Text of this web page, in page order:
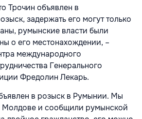
Трочин объявлен в
задержать его могут только
румынские власти были
о его местонахождении, –
международного
Генерального
Фредолин Лекарь.
в розыск в Румынии. Мы
Молдове и сообщили румынской